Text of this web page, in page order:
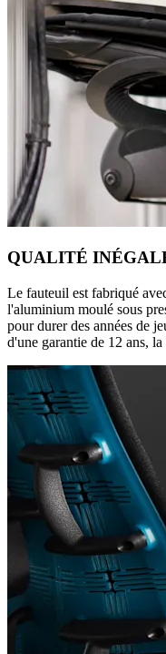
QUALITÉ
Le fauteuil est fabriqué
l'aluminium moulé sous
pour durer des années de
d'une garantie de 12 ans,